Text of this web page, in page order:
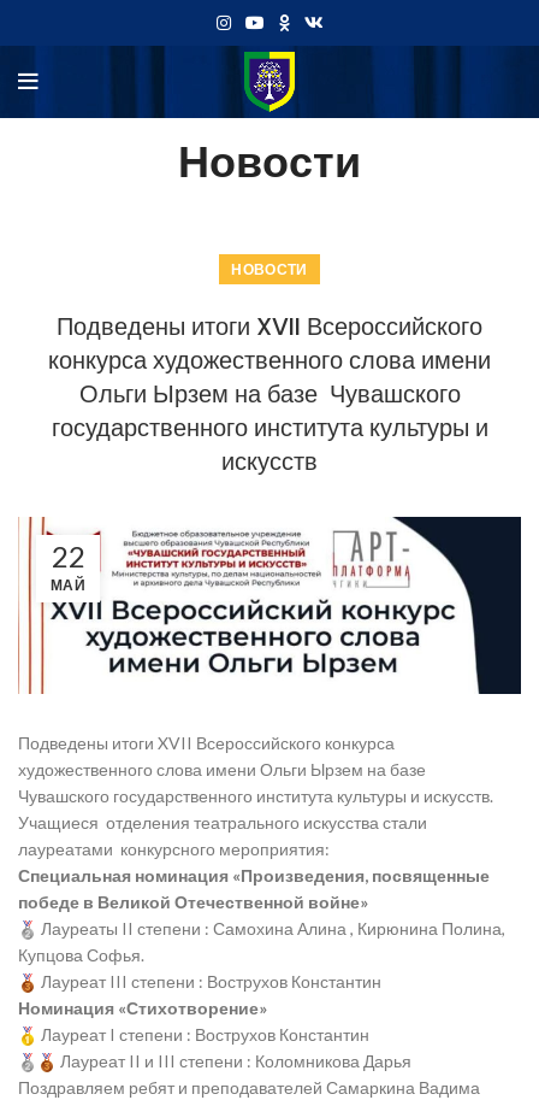
Новости
НОВОСТИ
Подведены итоги XVII Всероссийского
конкурса художественного слова имени
Ольги Ырзем на базе Чувашского
государственного института культуры и
искусств
22
МАЙ
Подведены итоги XVII Всероссийского конкурса
художественного слова имени Ольги Ырзем на базе
Чувашского государственного института культуры и искусств.
Учащиеся отделения театрального искусства стали
лауреатами конкурсного мероприятия:
Специальная номинация «Произведения, посвященные
победе в Великой Отечественной войне»
Лауреаты II степени : Самохина Алина , Кирюнина Полина,
Купцова Софья.
Лауреат III степени : Вострухов Константин
Номинация «Стихотворение»
Лауреат I степени : Вострухов Константин
Лауреат II и III степени : Коломникова Дарья
Поздравляем ребят и преподавателей Самаркина Вадима